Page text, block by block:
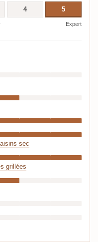
4 5
Expert
sec
grillées